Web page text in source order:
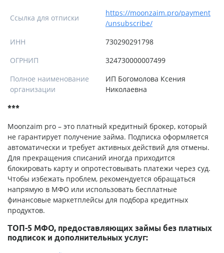
Ссылка для отписки
https://moonzaim.pro/payment
/unsubscribe/
ИНН
730290291798
ОГРНИП
324730000007499
Полное наименование
организации
ИП Богомолова Ксения
Николаевна
***
Moonzaim pro – это платный кредитный брокер, который
не гарантирует получение займа. Подписка оформляется
автоматически и требует активных действий для отмены.
Для прекращения списаний иногда приходится
блокировать карту и опротестовывать платежи через суд.
Чтобы избежать проблем, рекомендуется обращаться
напрямую в МФО или использовать бесплатные
финансовые маркетплейсы для подбора кредитных
продуктов.
ТОП-5 МФО, предоставляющих займы без платных
подписок и дополнительных услуг: